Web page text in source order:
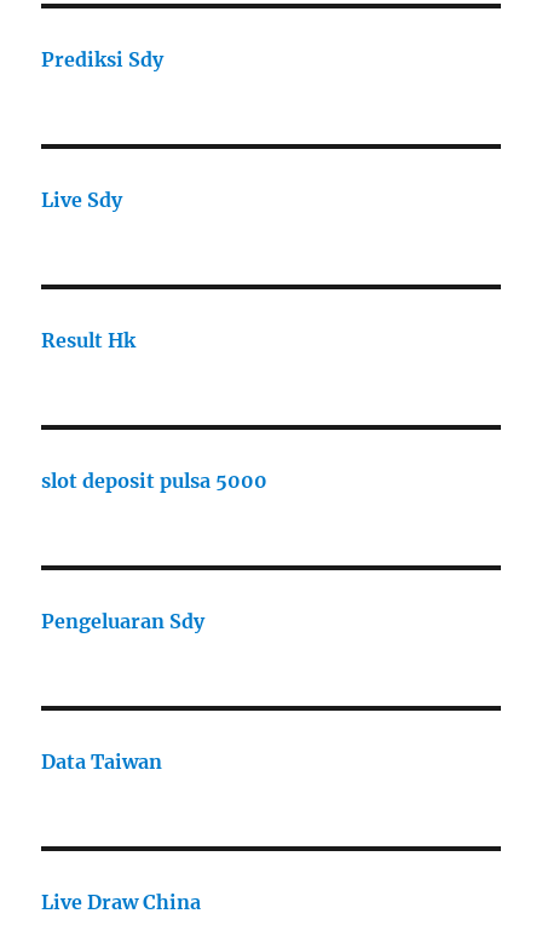
Prediksi Sdy
Live Sdy
Result Hk
slot deposit pulsa 5000
Pengeluaran Sdy
Data Taiwan
Live Draw China